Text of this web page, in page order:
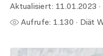
Aktualisiert: 11.01.2023
Aufrufe: 1.130 · Diät